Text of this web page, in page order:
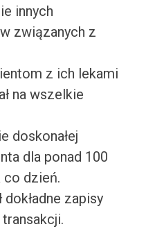
innych
związanych z
z ich lekami
na wszelkie
doskonałej
dla ponad 100
co dzień.
dokładne zapisy